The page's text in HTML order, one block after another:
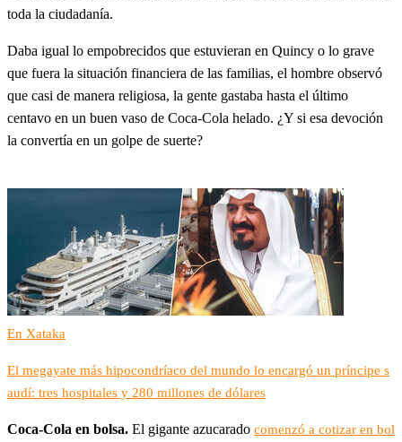
toda la ciudadanía.
Daba igual lo empobrecidos que estuvieran en Quincy o lo grave
que fuera la situación financiera de las familias, el hombre observó
que casi de manera religiosa, la gente gastaba hasta el último
centavo en un buen vaso de Coca-Cola helado. ¿Y si esa devoción
la convertía en un golpe de suerte?
En Xataka
El megayate más hipocondríaco del mundo lo encargó un príncipe s
audí: tres hospitales y 280 millones de dólares
Coca-Cola en bolsa. El gigante azucarado comenzó a cotizar en bol